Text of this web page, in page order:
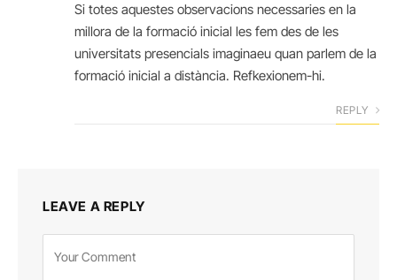
Si totes aquestes observacions necessaries en la
millora de la formació inicial les fem des de les
universitats presencials imaginaeu quan parlem de la
formació inicial a distància. Refkexionem-hi.
REPLY
LEAVE A REPLY